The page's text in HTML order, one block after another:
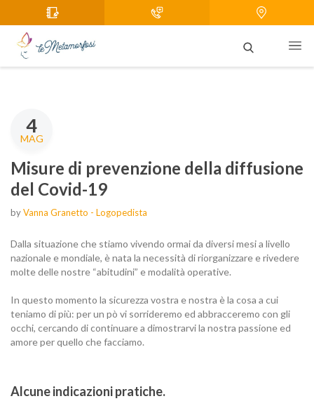
4
MAG
Misure di prevenzione della diffusione
del Covid-19
byVanna Granetto - Logopedista
Dalla situazione che stiamo vivendo ormai da diversi mesi a livello
nazionale e mondiale, è nata la necessità di riorganizzare e rivedere
molte delle nostre “abitudini” e modalità operative.
In questo momento la sicurezza vostra e nostra è la cosa a cui
teniamo di più: per un pò vi sorrideremo ed abbracceremo con gli
occhi, cercando di continuare a dimostrarvi la nostra passione ed
amore per quello che facciamo.
Alcune indicazioni pratiche.